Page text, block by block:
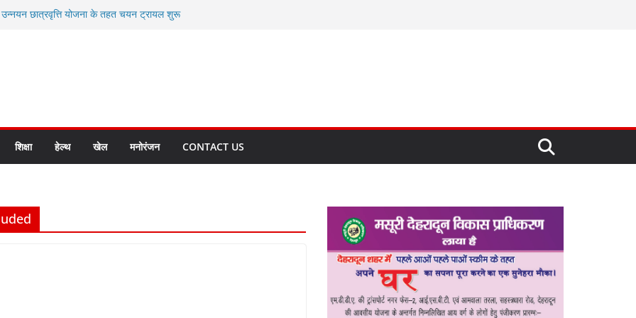
उन्नयन छात्रवृत्ति योजना के तहत चयन ट्रायल शुरू
के लिए अल्मोड़ा की गर्विता भाकुनी का
मित्र कैडेट्स का हुआ है चयन
सबसे बड़ी ताकत : मुख्यमंत्री पुष्कर सिंह धामी
बनाने के संकल्प को करना होगा साकार- मुख्यमंत्री
शिक्षा हेल्थ खेल मनोरंजन CONTACT US